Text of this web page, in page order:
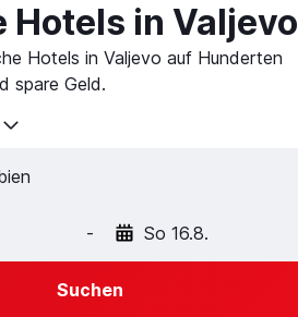
Hotels in Valjevo
Hotels in Valjevo auf Hunderten
spare Geld.
- So 16.8.
Suchen